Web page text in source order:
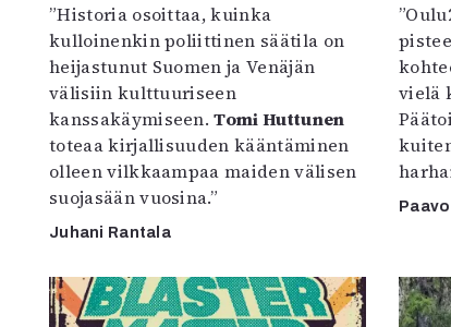
”Historia osoittaa, kuinka
kulloinenkin poliittinen säätila on
heijastunut Suomen ja Venäjän
välisiin kulttuuriseen
kanssakäymiseen.Tomi Huttunen
toteaa kirjallisuuden kääntäminen
olleen vilkkaampaa maiden välisen
suojasään vuosina.”
Juhani Rantala
vielä